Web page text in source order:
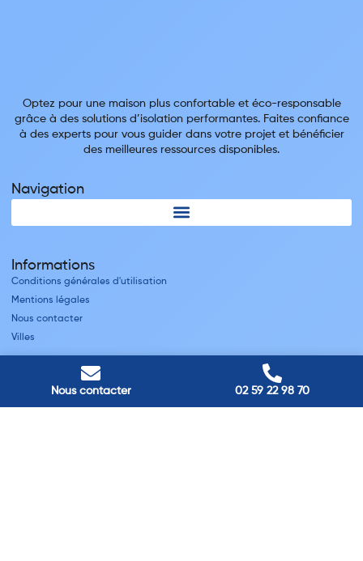
Nous contacter 02 59 22 98 70
Optez pour une maison plus confortable et éco-responsable
grâce à des solutions d’isolation performantes. Faites confiance
à des experts pour vous guider dans votre projet et bénéficier
des meilleures ressources disponibles.
Navigation
Informations
Conditions générales d'utilisation
Mentions légales
Nous contacter
Villes
Nos adresses
Louviers
45 avenue Winston Churchill, Louviers, France